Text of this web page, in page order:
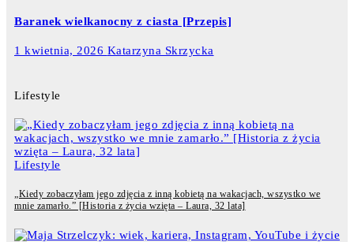
Baranek wielkanocny z ciasta [Przepis]
1 kwietnia, 2026 Katarzyna Skrzycka
Lifestyle
Lifestyle
„Kiedy zobaczyłam jego zdjęcia z inną kobietą na wakacjach, wszystko we
mnie zamarło.” [Historia z życia wzięta – Laura, 32 lata]